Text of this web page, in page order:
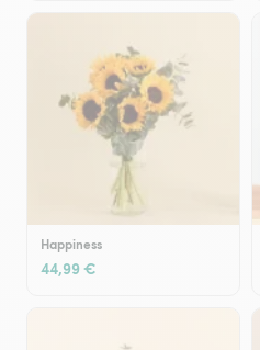
Happiness
44,99 €